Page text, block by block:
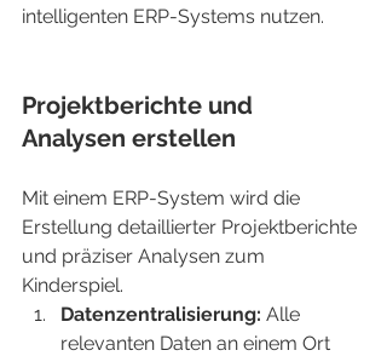
intelligenten ERP-Systems nutzen.
Projektberichte und
Analysen erstellen
Mit einem ERP-System wird die
Erstellung detaillierter Projektberichte
und präziser Analysen zum
Kinderspiel.
Datenzentralisierung: Alle
relevanten Daten an einem Ort